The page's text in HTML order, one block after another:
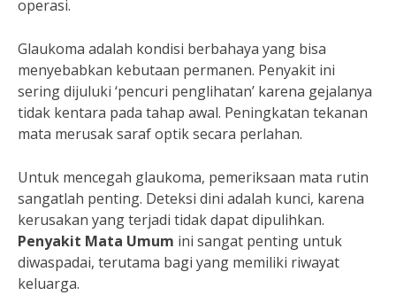
operasi.
Glaukoma adalah kondisi berbahaya yang bisa
menyebabkan kebutaan permanen. Penyakit ini
sering dijuluki ‘pencuri penglihatan’ karena gejalanya
tidak kentara pada tahap awal. Peningkatan tekanan
mata merusak saraf optik secara perlahan.
Untuk mencegah glaukoma, pemeriksaan mata rutin
sangatlah penting. Deteksi dini adalah kunci, karena
kerusakan yang terjadi tidak dapat dipulihkan.
Penyakit Mata Umum ini sangat penting untuk
diwaspadai, terutama bagi yang memiliki riwayat
keluarga.